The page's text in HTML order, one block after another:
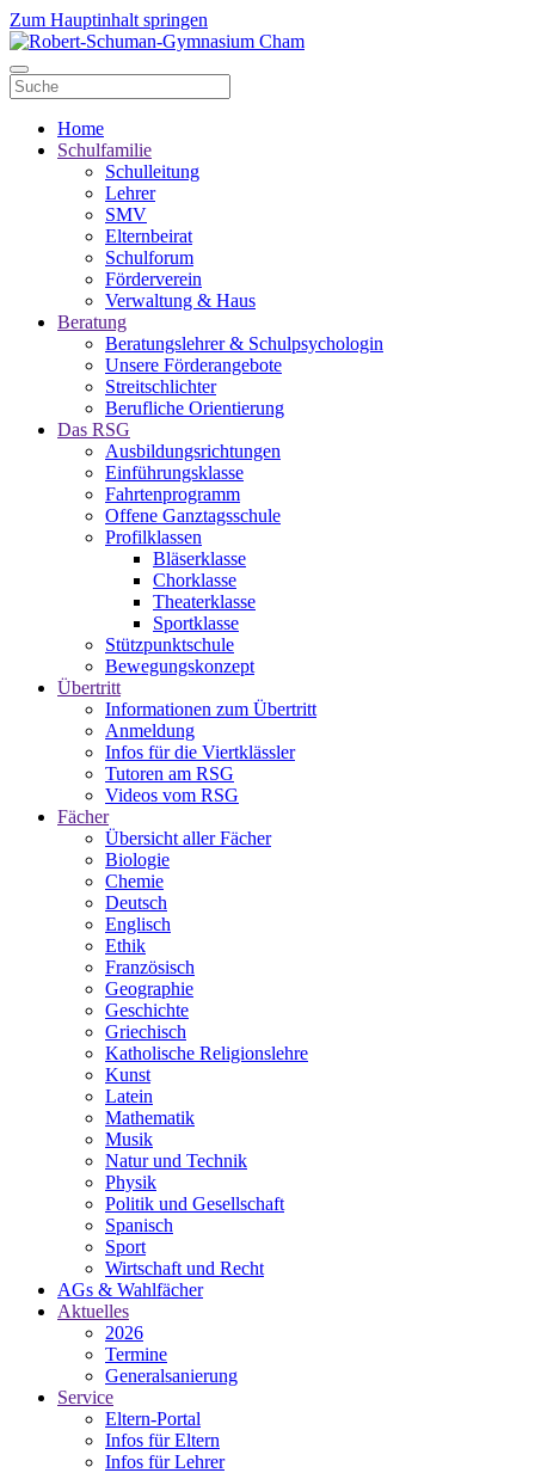
Zum Hauptinhalt springen
Home
Schulfamilie
Schulleitung
Lehrer
SMV
Elternbeirat
Schulforum
Förderverein
Verwaltung & Haus
Beratung
Beratungslehrer & Schulpsychologin
Unsere Förderangebote
Streitschlichter
Berufliche Orientierung
Das RSG
Ausbildungsrichtungen
Einführungsklasse
Fahrtenprogramm
Offene Ganztagsschule
Profilklassen
Bläserklasse
Chorklasse
Theaterklasse
Sportklasse
Stützpunktschule
Bewegungskonzept
Übertritt
Informationen zum Übertritt
Anmeldung
Infos für die Viertklässler
Tutoren am RSG
Videos vom RSG
Fächer
Übersicht aller Fächer
Biologie
Chemie
Deutsch
Englisch
Ethik
Französisch
Geographie
Geschichte
Griechisch
Katholische Religionslehre
Kunst
Latein
Mathematik
Musik
Natur und Technik
Physik
Politik und Gesellschaft
Spanisch
Sport
Wirtschaft und Recht
AGs & Wahlfächer
Aktuelles
2026
Termine
Generalsanierung
Service
Eltern-Portal
Infos für Eltern
Infos für Lehrer